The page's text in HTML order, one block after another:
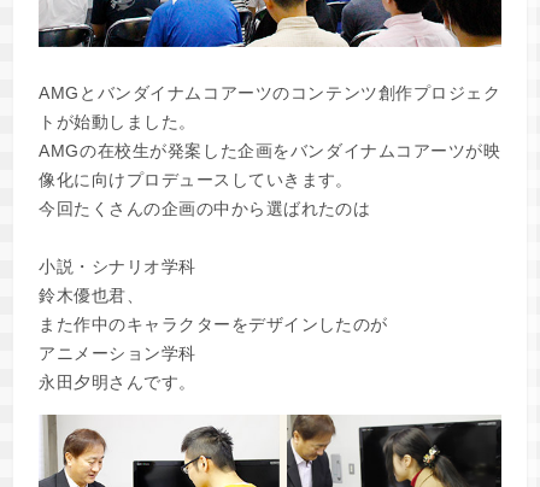
AMGとバンダイナムコアーツのコンテンツ創作プロジェク
トが始動しました。
AMGの在校生が発案した企画をバンダイナムコアーツが映
像化に向けプロデュースしていきます。
今回たくさんの企画の中から選ばれたのは
小説・シナリオ学科
鈴木優也君、
また作中のキャラクターをデザインしたのが
アニメーション学科
永田夕明さんです。